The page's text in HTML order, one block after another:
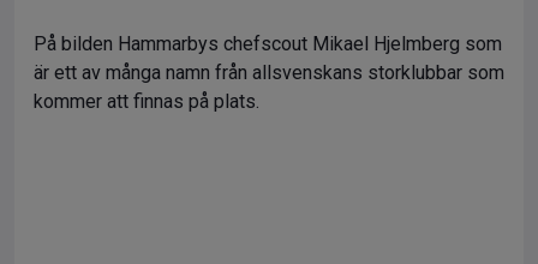
På bilden Hammarbys chefscout Mikael Hjelmberg som
är ett av många namn från allsvenskans storklubbar som
kommer att finnas på plats.